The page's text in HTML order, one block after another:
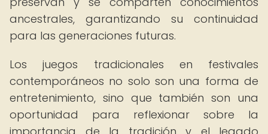
ancestrales, garantizando su continuidad
para las generaciones futuras.
Los juegos tradicionales en festivales
contemporáneos no solo son una forma de
entretenimiento, sino que también son una
oportunidad para reflexionar sobre la